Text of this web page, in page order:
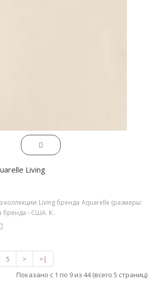
Living
коллекции Living бренда Aquarelle (размеры:
бренда - США. К..
5 >
>|
Показано с 1 по 9 из 44 (всего 5 страниц)